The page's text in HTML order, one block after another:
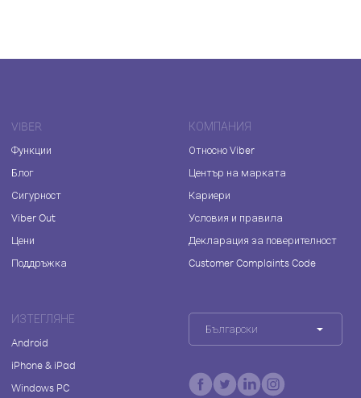
VIBER
Функции
Блог
Сигурност
Viber Out
Цени
Поддръжка
КОМПАНИЯ
Относно Viber
Център на марката
Кариери
Условия и правила
Декларация за поверителност
Customer Complaints Code
ИЗТЕГЛЯНЕ
Android
iPhone & iPad
Windows PC
Български